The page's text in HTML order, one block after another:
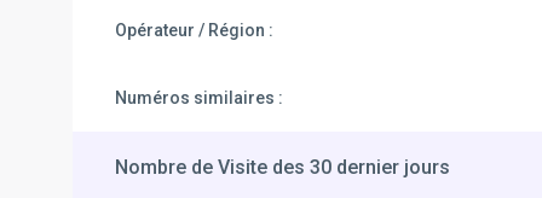
Opérateur / Région :
Numéros similaires :
Nombre de Visite des 30 dernier jours